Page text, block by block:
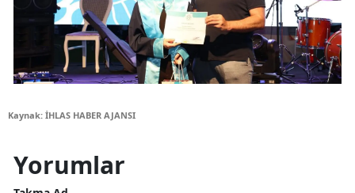
Kaynak: İHLAS HABER AJANSI
Yorumlar